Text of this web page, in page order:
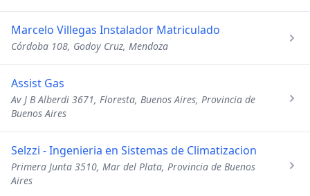
Marcelo Villegas Instalador Matriculado
Córdoba 108, Godoy Cruz, Mendoza
Assist Gas
Av J B Alberdi 3671, Floresta, Buenos Aires, Provincia de
Buenos Aires
Selzzi - Ingenieria en Sistemas de Climatizacion
Primera Junta 3510, Mar del Plata, Provincia de Buenos
Aires